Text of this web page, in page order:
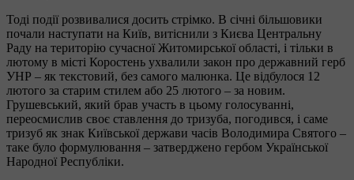
Тоді події розвивалися досить стрімко. В січні більшовики
почали наступати на Київ, витіснили з Києва Центральну
Раду на територію сучасної Житомирської області, і тільки в
лютому в місті Коростень ухвалили закон про державний герб
УНР – як текстовий, без самого малюнка. Це відбулося 12
лютого за старим стилем або 25 лютого – за новим.
Грушевський, який брав участь в цьому голосуванні,
переосмислив своє ставлення до тризуба, погодився, і саме
тризуб як знак Київської держави часів Володимира Святого –
таке було формулювання – затверджено гербом Української
Народної Республіки.